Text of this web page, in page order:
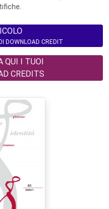
DOWNLOAD CREDIT
QUI I TUOI
CREDITS